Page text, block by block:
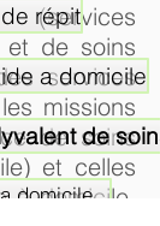
et de soins
services
missions
de soins
et celles
à domicile.
répit
a domicile
de soins
domicile